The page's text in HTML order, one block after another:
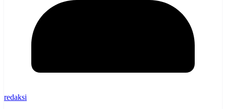
redaksi